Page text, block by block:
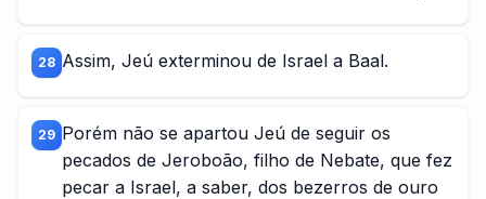
28 Assim, Jeú exterminou de Israel a Baal.
29 Porém não se apartou Jeú de seguir os
pecados de Jeroboão, filho de Nebate, que fez
pecar a Israel, a saber, dos bezerros de ouro